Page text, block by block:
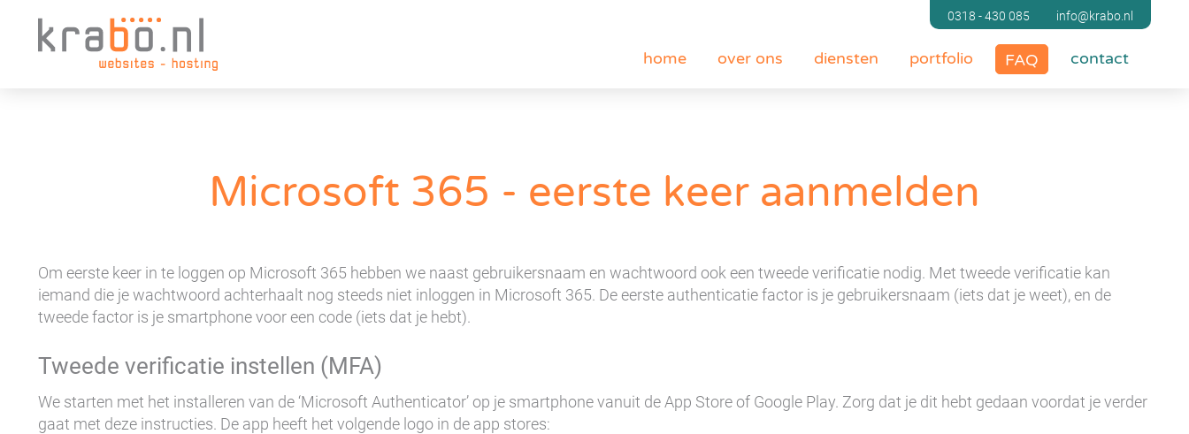
0318 - 430 085 info@krabo.nl
home over ons diensten portfolio FAQ contact
Microsoft 365 - eerste keer aanmelden
Om eerste keer in te loggen op Microsoft 365 hebben we naast gebruikersnaam en wachtwoord ook een tweede verificatie nodig. Met tweede verificatie kan
iemand die je wachtwoord achterhaalt nog steeds niet inloggen in Microsoft 365. De eerste authenticatie factor is je gebruikersnaam (iets dat je weet), en de
tweede factor is je smartphone voor een code (iets dat je hebt).
Tweede verificatie instellen (MFA)
We starten met het installeren van de ‘Microsoft Authenticator’ op je smartphone vanuit de App Store of Google Play. Zorg dat je dit hebt gedaan voordat je verder
gaat met deze instructies. De app heeft het volgende logo in de app stores: